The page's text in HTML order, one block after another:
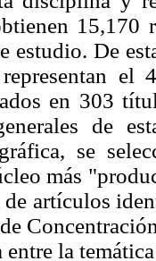
estudio. De
el
en 303
de
se
más
artículos
entre la